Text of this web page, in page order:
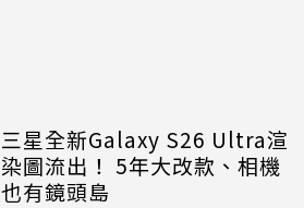
三星全新Galaxy S26 Ultra渲
染圖流出！ 5年大改款、相機
也有鏡頭島